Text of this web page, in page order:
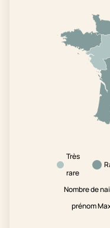
Très
rare
Nombre de
prénom